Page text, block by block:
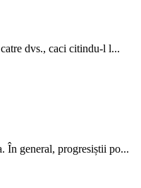
dvs., caci citindu-l l...
În general, progresiștii po...